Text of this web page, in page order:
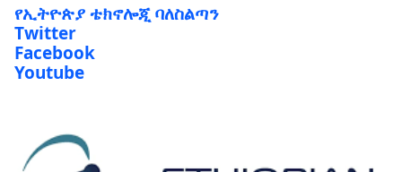
የኢትዮጵያ ቴክኖሎጂ ባለስልጣን
Twitter
Facebook
Youtube